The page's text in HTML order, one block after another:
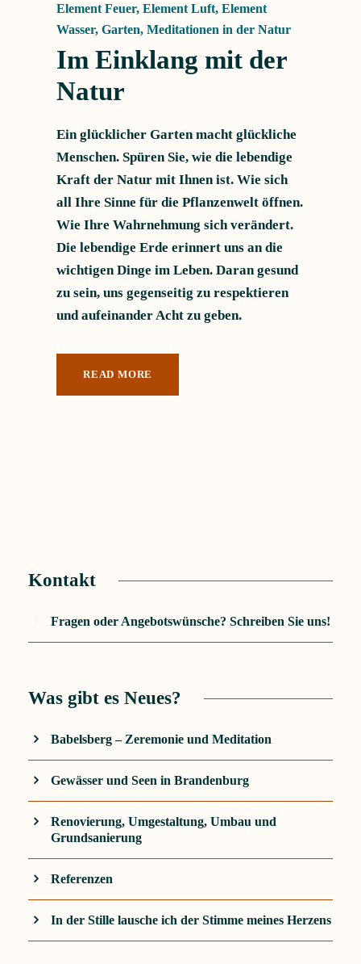
Element Feuer, Element Luft, Element
Wasser, Garten, Meditationen in der Natur
Im Einklang mit der
Natur
Ein glücklicher Garten macht glückliche
Menschen. Spüren Sie, wie die lebendige
Kraft der Natur mit Ihnen ist. Wie sich
all Ihre Sinne für die Pflanzenwelt öffnen.
Wie Ihre Wahrnehmung sich verändert.
Die lebendige Erde erinnert uns an die
wichtigen Dinge im Leben. Daran gesund
zu sein, uns gegenseitig zu respektieren
und aufeinander Acht zu geben.
READ MORE
Kontakt
Fragen oder Angebotswünsche? Schreiben Sie uns!
Was gibt es Neues?
Babelsberg – Zeremonie und Meditation
Gewässer und Seen in Brandenburg
Renovierung, Umgestaltung, Umbau und
Grundsanierung
Referenzen
In der Stille lausche ich der Stimme meines Herzens